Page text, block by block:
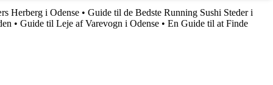
Herberg i Odense • Guide til de Bedste Running Sushi Steder i
• Guide til Leje af Varevogn i Odense • En Guide til at Finde